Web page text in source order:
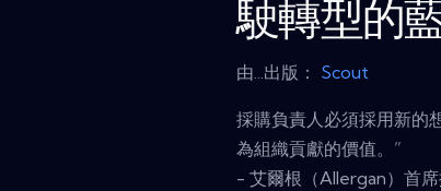
駛轉型的
由...出版： Scout
採購負責人必須採用新的
為組織貢獻的價值。”
- 艾爾根（Allergan）首席